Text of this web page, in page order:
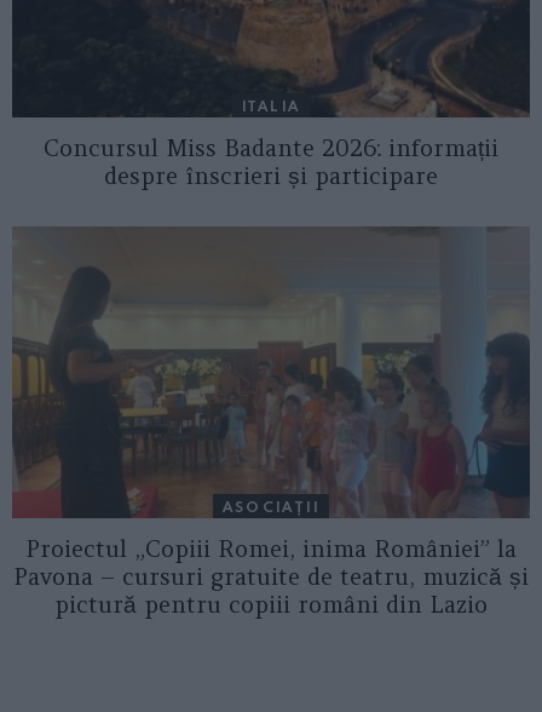
ITALIA
Concursul Miss Badante 2026: informații
despre înscrieri și participare
ASOCIAŢII
Proiectul „Copiii Romei, inima României” la
Pavona – cursuri gratuite de teatru, muzică și
pictură pentru copiii români din Lazio